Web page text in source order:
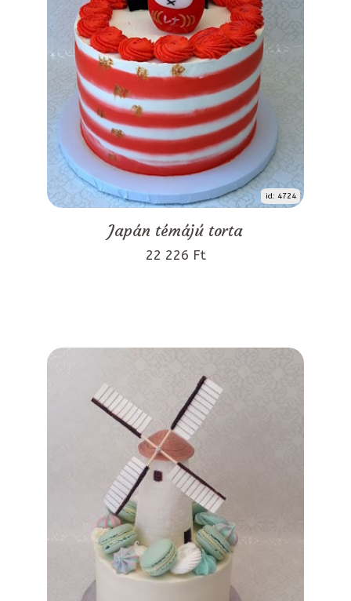
id: 4724
Japán témájú torta
22 226 Ft